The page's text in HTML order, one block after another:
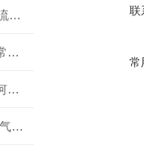
2026年硫化氢气体检测仪主流品牌盘点及选型硬性要求
及时解决在线式气体检测仪常见问题有助于保障人员安全
天然气锅炉烟气监测难题如何解？
2026喷漆房有机挥发物VOC气体报警仪，选型安装全指南
联
常